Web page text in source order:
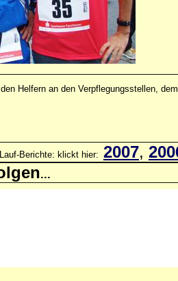
Helfern an den Verpflegungsstellen,
Berichte: klickt hier: 2007,
...